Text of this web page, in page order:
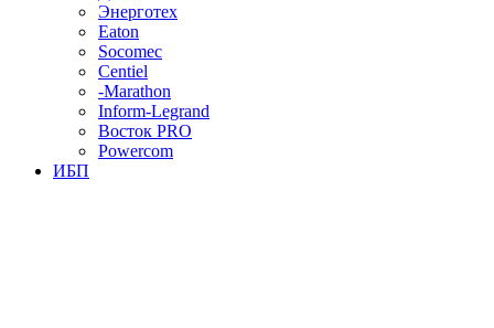
Энерготех
Eaton
Socomec
Centiel
-Marathon
Inform-Legrand
Восток PRO
Powercom
ИБП